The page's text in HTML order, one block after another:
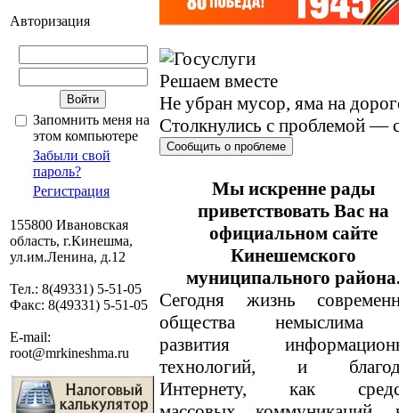
Авторизация
Запомнить меня на
этом компьютере
Забыли свой
пароль?
Регистрация
155800 Ивановская
область, г.Кинешма,
ул.им.Ленина, д.12
Тел.: 8(49331) 5-51-05
Факс: 8(49331) 5-51-05
E-mail:
root@mrkineshma.ru
Решаем вместе
Не убран мусор, яма на
Столкнулись с проблемой —
Сообщить о проблеме
Мы искренне рады
приветствовать Вас на
официальном сайте
Кинешемского
муниципального
Сегодня жизнь
общества немыслима
развития
технологий, и
Интернету, как